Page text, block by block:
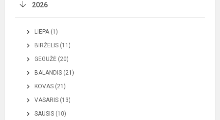
2026
LIEPA (1)
BIRŽELIS (11)
GEGUŽĖ (20)
BALANDIS (21)
KOVAS (21)
VASARIS (13)
SAUSIS (10)